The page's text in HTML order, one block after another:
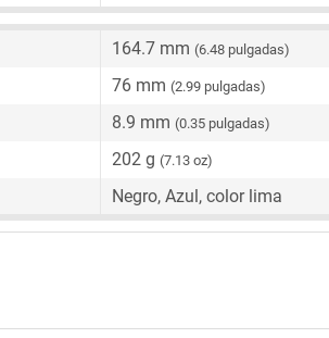
164.7 mm (6.48 pulgadas)
76 mm (2.99 pulgadas)
8.9 mm (0.35 pulgadas)
202 g (7.13 oz)
Negro, Azul, color lima